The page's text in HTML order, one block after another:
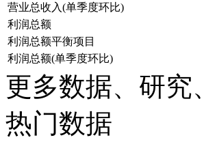
营业总收入(单季度环比)
利润总额
利润总额平衡项目
利润总额(单季度环比)
更多数据、研究
热门数据